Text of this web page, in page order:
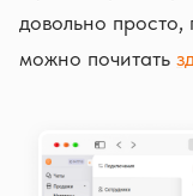
довольно просто,
можно почитать